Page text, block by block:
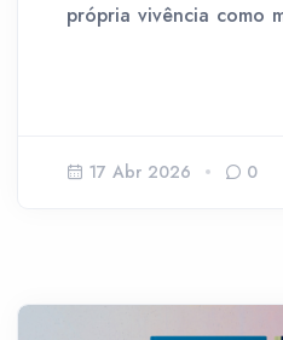
própria vivência como
17 Abr 2026 0